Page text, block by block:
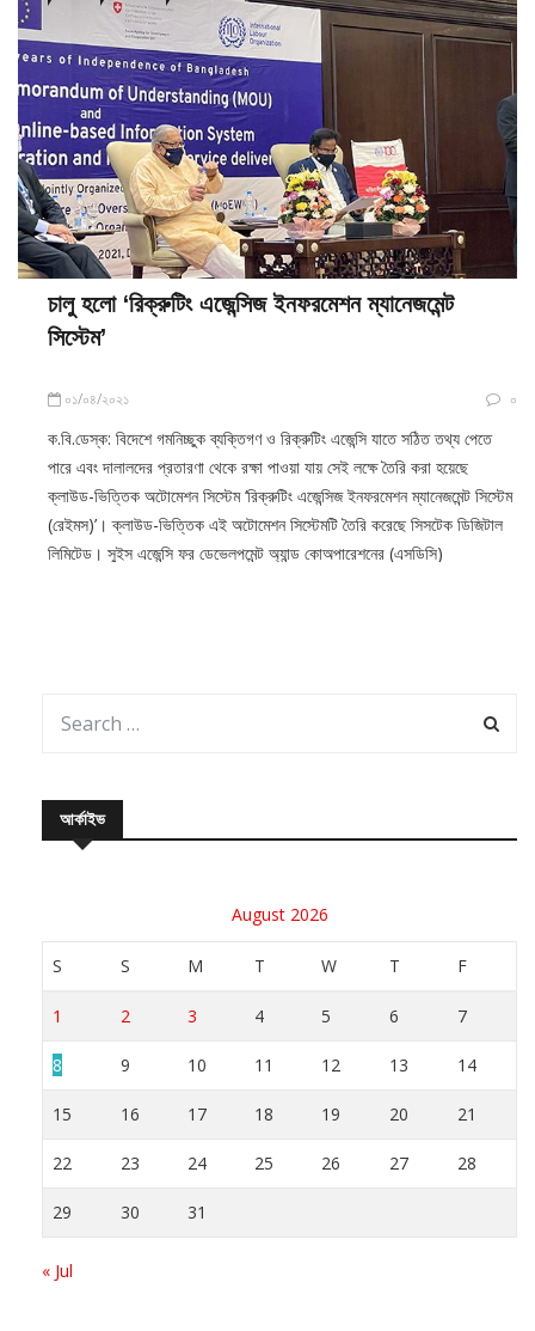
চালু হলো ‘রিক্রুটিং এজেন্সিজ ইনফরমেশন ম্যানেজমেন্ট
সিস্টেম’
০১/০৪/২০২১ ০
ক.বি.ডেস্ক: বিদেশে গমনিচ্ছুক ব্যক্তিগণ ও রিক্রুটিং এজেন্সি যাতে সঠিত তথ্য পেতে
পারে এবং দালালদের প্রতারণা থেকে রক্ষা পাওয়া যায় সেই লক্ষে তৈরি করা হয়েছে
ক্লাউড-ভিত্তিক অটোমেশন সিস্টেম ‘রিক্রুটিং এজেন্সিজ ইনফরমেশন ম্যানেজমেন্ট সিস্টেম
(রেইমস)’। ক্লাউড-ভিত্তিক এই অটোমেশন সিস্টেমটি তৈরি করেছে সিসটেক ডিজিটাল
লিমিটেড। সু্ইস এজেন্সি ফর ডেভেলপমেন্ট অ্যান্ড কোঅপারেশনের (এসডিসি)
আর্কাইভ
August 2026
S S M T W T F
1 2 3 4 5 6 7
8 9 10 11 12 13 14
15 16 17 18 19 20 21
22 23 24 25 26 27 28
29 30 31
« Jul